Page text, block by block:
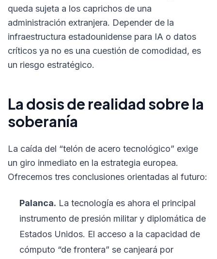
queda sujeta a los caprichos de una
administración extranjera. Depender de la
infraestructura estadounidense para IA o datos
críticos ya no es una cuestión de comodidad, es
un riesgo estratégico.
La dosis de realidad sobre la
soberanía
La caída del “telón de acero tecnológico” exige
un giro inmediato en la estrategia europea.
Ofrecemos tres conclusiones orientadas al futuro:
Palanca. La tecnología es ahora el principal
instrumento de presión militar y diplomática de
Estados Unidos. El acceso a la capacidad de
cómputo “de frontera” se canjeará por